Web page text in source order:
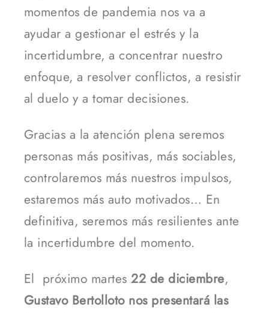
momentos de pandemia nos va a
ayudar a gestionar el estrés y la
incertidumbre, a concentrar nuestro
enfoque, a resolver conflictos, a resistir
al duelo y a tomar decisiones.
Gracias a la atención plena seremos
personas más positivas, más sociables,
controlaremos más nuestros impulsos,
estaremos más auto motivados… En
definitiva, seremos más resilientes ante
la incertidumbre del momento.
El próximo martes22 de diciembre,
Gustavo Bertolloto nos presentará las